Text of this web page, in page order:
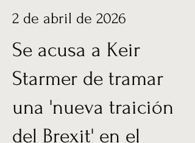
2 de abril de 2026
Se acusa a Keir
Starmer de tramar
una 'nueva traición
del Brexit' en el